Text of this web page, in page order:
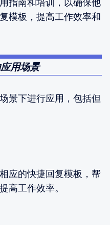
指南和培训，以确保他
模板，提高工作效率和
用场景
景下进行应用，包括但
应的快捷回复模板，帮
高工作效率。